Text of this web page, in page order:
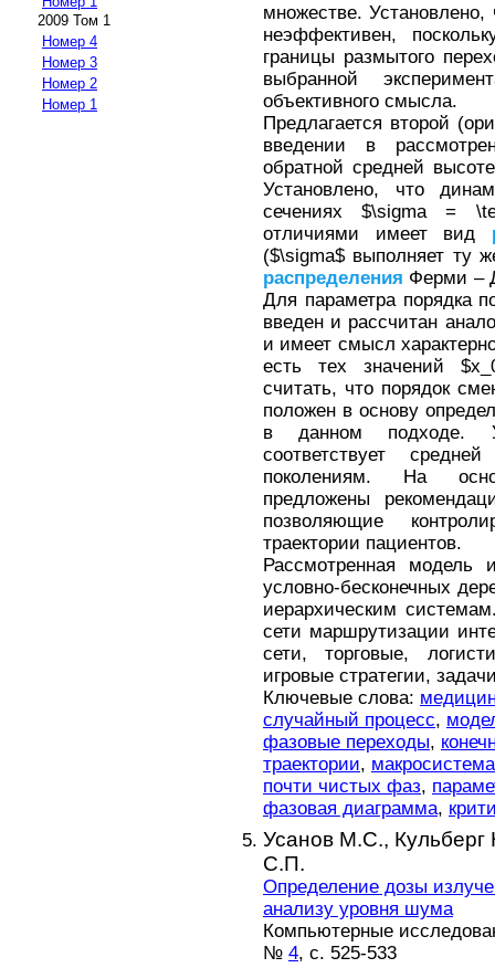
2009 Том 1
Номер 4
Номер 3
Номер 2
Номер 1
множестве.
неэффективен,
границы размытого
выбранной
объективного смысла.
Предлагается второй
введении в
обратной средней
Установлено, что
сечениях $\sigma =
отличиями имеет вид
($\sigma$ выполняет ту
распределения Ферми –
Для параметра порядка
введен и рассчитан
и имеет смысл
есть тех значений
считать, что порядок
положен в основу
в данном подходе.
соответствует
поколениям. На
предложены
позволяющие
траектории пациентов.
Рассмотренная
условно-бесконечных
иерархическим
сети маршрутизации
сети, торговые,
игровые стратегии,
Ключевые слова:
случайный процесс,
фазовые переходы,
траектории, макросистема
почти чистых фаз,
фазовая диаграмма,
Усанов М.С.,
С.П.
Определение дозы
анализу уровня шума
Компьютерные
№ 4, с. 525-533